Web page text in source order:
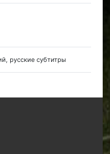
русские субтитры